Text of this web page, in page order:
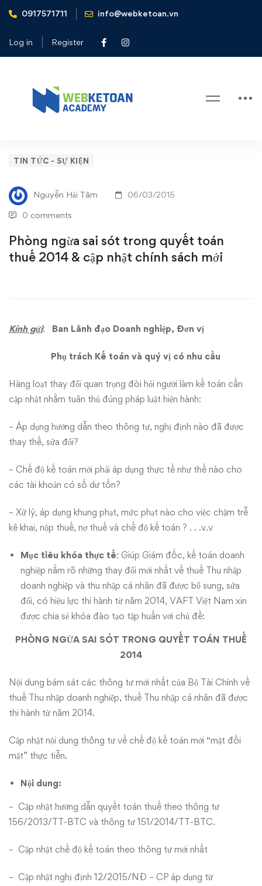
0917571711 info@webketoan.vn
Log in Register
Home
Tin tức - Sự kiện
chính sách mới
Phòng
ngừa
sai
sót
trong
toán
thuế
2014
&
cập
nhật
chính
sách
mới
TIN TỨC - SỰ KIỆN
Nguyễn Hải Tâm 06/03/2015
0 comments
Phòng ngừa sai sót trong quyết toán
thuế 2014 & cập nhật chính sách mới
Kính gửi: Ban Lãnh đạo Doanh nghiệp, Đơn vị
Phụ trách Kế toán và quý vị có nhu cầu
Hàng loạt thay đổi quan trọng đòi hỏi người làm kế toán cần
cập nhật nhằm tuân thủ đúng pháp luật hiện hành:
– Áp dụng hướng dẫn theo thông tư, nghị định nào đã được
thay thế, sửa đổi?
– Chế độ kế toán mới phải áp dụng thực tế như thế nào cho
các tài khoản có số dư tồn?
– Xử lý, áp dụng khung phạt, mức phạt nào cho việc chậm trễ
kê khai, nộp thuế, nợ thuế và chế độ kế toán ? . . .v.v
Mục tiêu khóa thực tế: Giúp Giám đốc, kế toán doanh
nghiệp nắm rõ những thay đổi mới nhất về thuế Thu nhập
doanh nghiệp và thu nhập cá nhân đã được bổ sung, sửa
đổi, có hiệu lực thi hành từ năm 2014, VAFT Việt Nam xin
được chia sẻ khóa đào tạo tập huấn với chủ đề:
PHÒNG NGỪA SAI SÓT TRONG QUYẾT TOÁN THUẾ
2014
Nội dung bám sát các thông tư mới nhất của Bộ Tài Chính về
thuế Thu nhập doanh nghiệp, thuế Thu nhập cá nhân đã được
thi hành từ năm 2014.
Cập nhật nội dung thông tư về chế độ kế toán mới “mặt đối
mặt” thực tiễn.
Nội dung:
– Cập nhật hướng dẫn quyết toán thuế theo thông tư
156/2013/TT-BTC và thông tư 151/2014/TT-BTC.
– Cập nhật chế độ kế toán theo thông tư mới nhất
– Cập nhật nghị định 12/2015/NĐ – CP áp dụng từ